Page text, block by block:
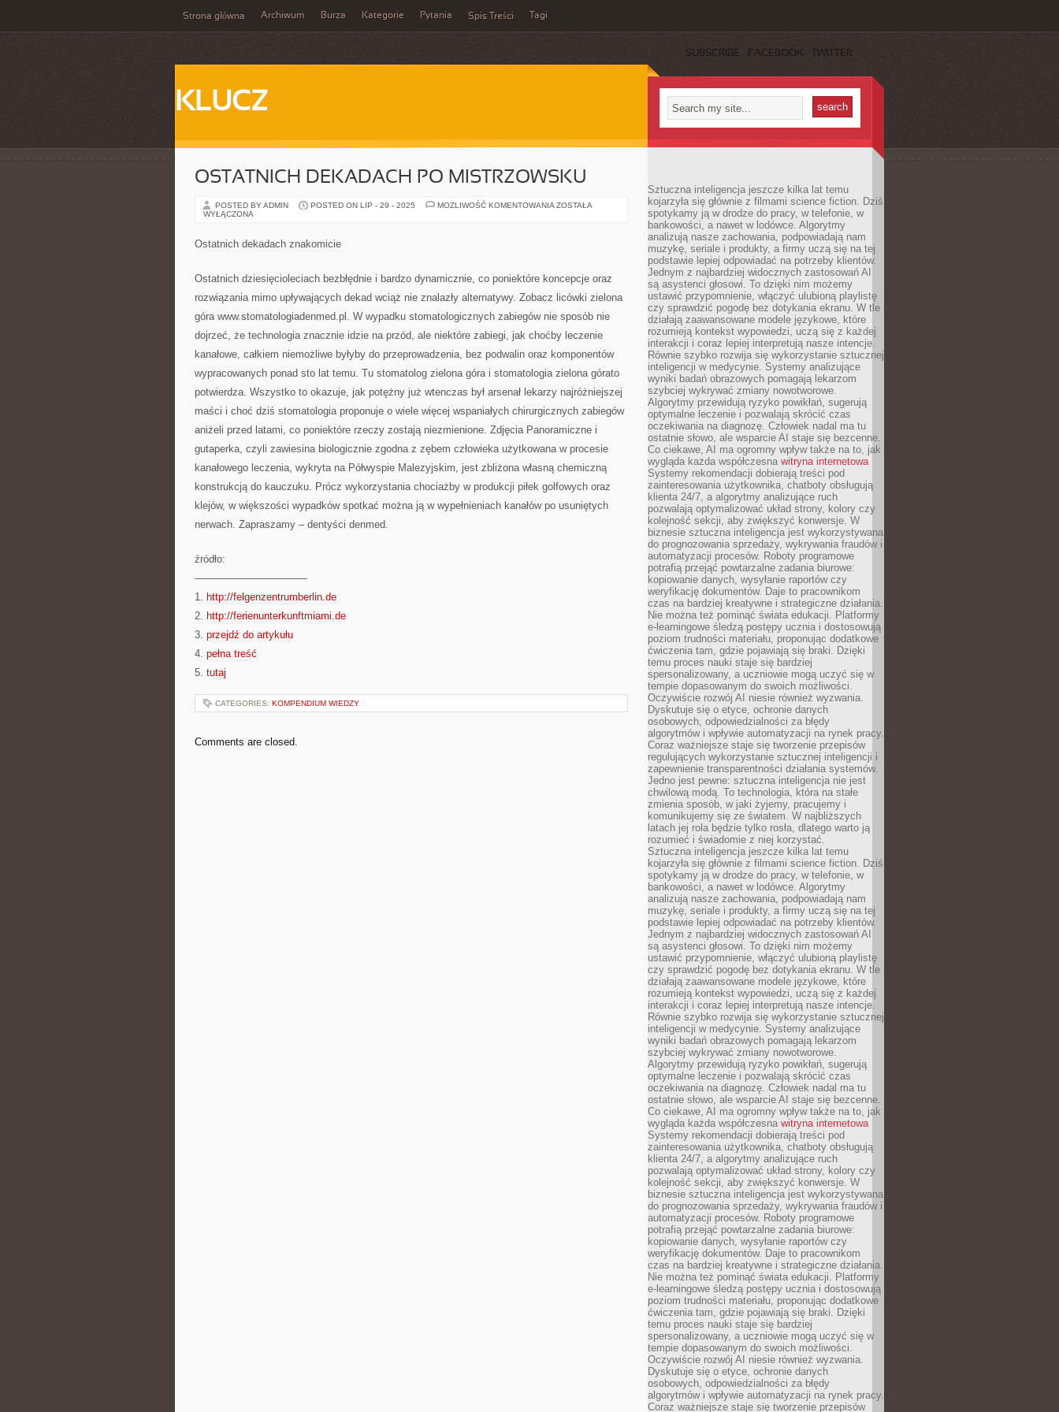
Strona główna Archiwum Burza Kategorie Pytania Spis Treści Tagi
SUBSCRIBE FACEBOOK TWITTER
KLUCZ
OSTATNICH DEKADACH PO MISTRZOWSKU
POSTED BY ADMIN POSTED ON LIP - 29 - 2025 MOŻLIWOŚĆ KOMENTOWANIA OSTATNICH
ZOSTAŁA
WYŁĄCZONA
Ostatnich dekadach znakomicie
Ostatnich dziesięcioleciach bezbłędnie i bardzo dynamicznie, co poniektóre koncepcje oraz
rozwiązania mimo upływających dekad wciąż nie znalazły alternatywy. Zobacz licówki zielona
góra www.stomatologiadenmed.pl. W wypadku stomatologicznych zabiegów nie sposób nie
dojrzeć, że technologia znacznie idzie na przód, ale niektóre zabiegi, jak choćby leczenie
kanałowe, całkiem niemożliwe byłyby do przeprowadzenia, bez podwalin oraz komponentów
wypracowanych ponad sto lat temu. Tu stomatolog zielona góra i stomatologia zielona górato
potwierdza. Wszystko to okazuje, jak potężny już wtenczas był arsenał lekarzy najróżniejszej
maści i choć dziś stomatologia proponuje o wiele więcej wspaniałych chirurgicznych zabiegów
aniżeli przed latami, co poniektóre rzeczy zostają niezmienione. Zdjęcia Panoramiczne i
gutaperka, czyli zawiesina biologicznie zgodna z zębem człowieka użytkowana w procesie
kanałowego leczenia, wykryta na Półwyspie Malezyjskim, jest zbliżona własną chemiczną
konstrukcją do kauczuku. Prócz wykorzystania chociażby w produkcji piłek golfowych oraz
klejów, w większości wypadków spotkać można ją w wypełnieniach kanałów po usuniętych
nerwach. Zapraszamy – dentyści denmed.
źródło:
———————————
1. http://felgenzentrumberlin.de
2. http://ferienunterkunftmiami.de
3. przejdź do artykułu
4. pełna treść
5. tutaj
CATEGORIES: KOMPENDIUM WIEDZY
Comments are closed.
Sztuczna inteligencja jeszcze kilka lat temu
kojarzyła się głównie z filmami science fiction. Dziś
spotykamy ją w drodze do pracy, w telefonie, w
bankowości, a nawet w lodówce. Algorytmy
analizują nasze zachowania, podpowiadają nam
muzykę, seriale i produkty, a firmy uczą się na tej
podstawie lepiej odpowiadać na potrzeby klientów.
Jednym z najbardziej widocznych zastosowań AI
są asystenci głosowi. To dzięki nim możemy
ustawić przypomnienie, włączyć ulubioną playlistę
czy sprawdzić pogodę bez dotykania ekranu. W tle
działają zaawansowane modele językowe, które
rozumieją kontekst wypowiedzi, uczą się z każdej
interakcji i coraz lepiej interpretują nasze intencje.
Równie szybko rozwija się wykorzystanie sztucznej
inteligencji w medycynie. Systemy analizujące
wyniki badań obrazowych pomagają lekarzom
szybciej wykrywać zmiany nowotworowe.
Algorytmy przewidują ryzyko powikłań, sugerują
optymalne leczenie i pozwalają skrócić czas
oczekiwania na diagnozę. Człowiek nadal ma tu
ostatnie słowo, ale wsparcie AI staje się bezcenne.
Co ciekawe, AI ma ogromny wpływ także na to, jak
wygląda każda współczesna witryna internetowa
Systemy rekomendacji dobierają treści pod
zainteresowania użytkownika, chatboty obsługują
klienta 24/7, a algorytmy analizujące ruch
pozwalają optymalizować układ strony, kolory czy
kolejność sekcji, aby zwiększyć konwersje. W
biznesie sztuczna inteligencja jest wykorzystywana
do prognozowania sprzedaży, wykrywania fraudów i
automatyzacji procesów. Roboty programowe
potrafią przejąć powtarzalne zadania biurowe:
kopiowanie danych, wysyłanie raportów czy
weryfikację dokumentów. Daje to pracownikom
czas na bardziej kreatywne i strategiczne działania.
Nie można też pominąć świata edukacji. Platformy
e-learningowe śledzą postępy ucznia i dostosowują
poziom trudności materiału, proponując dodatkowe
ćwiczenia tam, gdzie pojawiają się braki. Dzięki
temu proces nauki staje się bardziej
spersonalizowany, a uczniowie mogą uczyć się w
tempie dopasowanym do swoich możliwości.
Oczywiście rozwój AI niesie również wyzwania.
Dyskutuje się o etyce, ochronie danych
osobowych, odpowiedzialności za błędy
algorytmów i wpływie automatyzacji na rynek pracy.
Coraz ważniejsze staje się tworzenie przepisów
regulujących wykorzystanie sztucznej inteligencji i
zapewnienie transparentności działania systemów.
Jedno jest pewne: sztuczna inteligencja nie jest
chwilową modą. To technologia, która na stałe
zmienia sposób, w jaki żyjemy, pracujemy i
komunikujemy się ze światem. W najbliższych
latach jej rola będzie tylko rosła, dlatego warto ją
rozumieć i świadomie z niej korzystać.
Sztuczna inteligencja jeszcze kilka lat temu
kojarzyła się głównie z filmami science fiction. Dziś
spotykamy ją w drodze do pracy, w telefonie, w
bankowości, a nawet w lodówce. Algorytmy
analizują nasze zachowania, podpowiadają nam
muzykę, seriale i produkty, a firmy uczą się na tej
podstawie lepiej odpowiadać na potrzeby klientów.
Jednym z najbardziej widocznych zastosowań AI
są asystenci głosowi. To dzięki nim możemy
ustawić przypomnienie, włączyć ulubioną playlistę
czy sprawdzić pogodę bez dotykania ekranu. W tle
działają zaawansowane modele językowe, które
rozumieją kontekst wypowiedzi, uczą się z każdej
interakcji i coraz lepiej interpretują nasze intencje.
Równie szybko rozwija się wykorzystanie sztucznej
inteligencji w medycynie. Systemy analizujące
wyniki badań obrazowych pomagają lekarzom
szybciej wykrywać zmiany nowotworowe.
Algorytmy przewidują ryzyko powikłań, sugerują
optymalne leczenie i pozwalają skrócić czas
oczekiwania na diagnozę. Człowiek nadal ma tu
ostatnie słowo, ale wsparcie AI staje się bezcenne.
Co ciekawe, AI ma ogromny wpływ także na to, jak
wygląda każda współczesna witryna internetowa
Systemy rekomendacji dobierają treści pod
zainteresowania użytkownika, chatboty obsługują
klienta 24/7, a algorytmy analizujące ruch
pozwalają optymalizować układ strony, kolory czy
kolejność sekcji, aby zwiększyć konwersje. W
biznesie sztuczna inteligencja jest wykorzystywana
do prognozowania sprzedaży, wykrywania fraudów i
automatyzacji procesów. Roboty programowe
potrafią przejąć powtarzalne zadania biurowe:
kopiowanie danych, wysyłanie raportów czy
weryfikację dokumentów. Daje to pracownikom
czas na bardziej kreatywne i strategiczne działania.
Nie można też pominąć świata edukacji. Platformy
e-learningowe śledzą postępy ucznia i dostosowują
poziom trudności materiału, proponując dodatkowe
ćwiczenia tam, gdzie pojawiają się braki. Dzięki
temu proces nauki staje się bardziej
spersonalizowany, a uczniowie mogą uczyć się w
tempie dopasowanym do swoich możliwości.
Oczywiście rozwój AI niesie również wyzwania.
Dyskutuje się o etyce, ochronie danych
osobowych, odpowiedzialności za błędy
algorytmów i wpływie automatyzacji na rynek pracy.
Coraz ważniejsze staje się tworzenie przepisów